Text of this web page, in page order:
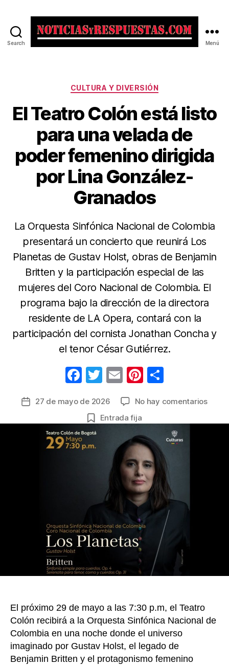
Search Menú
Categorías
CULTURA Y DIVERSIÓN
El Teatro Colón está listo
para una velada de
poder femenino dirigida
por Lina González-
Granados
La Orquesta Sinfónica Nacional de Colombia
presentará un concierto que reunirá Los
Planetas de Gustav Holst, obras de Benjamin
Britten y la participación especial de las
mujeres del Coro Nacional de Colombia. El
programa bajo la dirección de la directora
residente de LA Opera, contará con la
participación del cornista Jonathan Concha y
el tenor César Gutiérrez.
F
c
e
b
T
itt
er
E
ail
Pi
er
e
st
m
p
ar
tir
Fecha
la
entrada
27 de mayo de 2026 No hay comentariosen
Entrada fija
El próximo 29 de mayo a las 7:30 p.m, el Teatro
Colón recibirá a la Orquesta Sinfónica Nacional de
Colombia en una noche donde el universo
imaginado por Gustav Holst, el legado de
Benjamin Britten y el protagonismo femenino